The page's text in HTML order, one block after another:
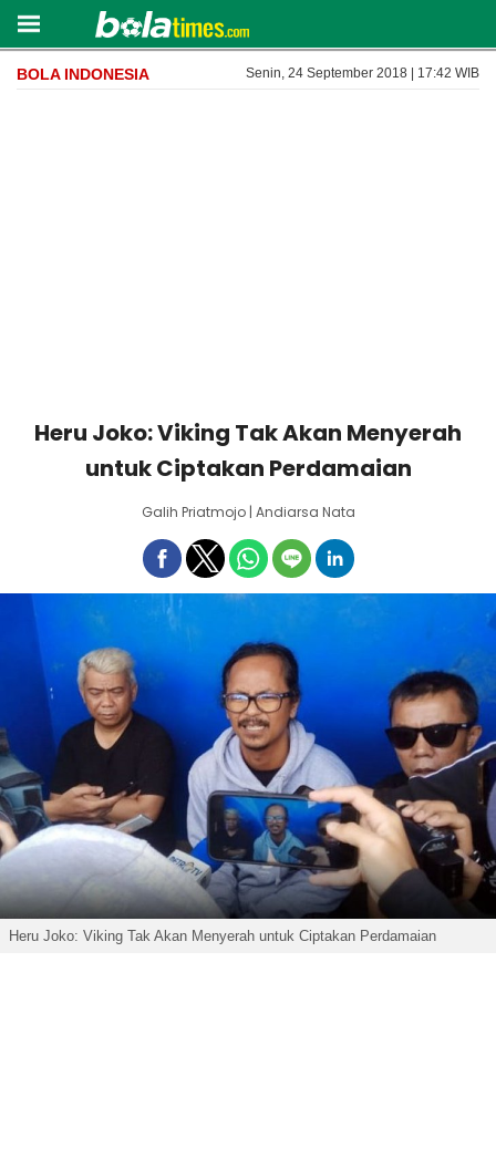
BOLA INDONESIA Senin, 24 September 2018 | 17:42 WIB
Heru Joko: Viking Tak Akan Menyerah
untuk Ciptakan Perdamaian
Galih Priatmojo | Andiarsa Nata
Heru Joko: Viking Tak Akan Menyerah untuk Ciptakan Perdamaian